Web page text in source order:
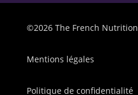
©2026 The French Nutrition
Mentions légales
Politique de confidentialité